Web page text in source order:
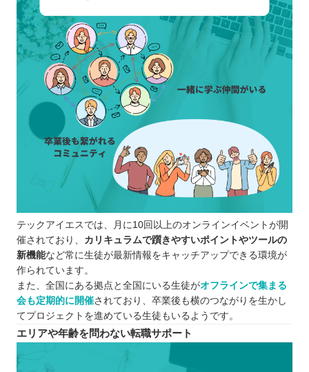
テックアイエスでは、月に10回以上のオンラインイベントが開
催されており、 カリキュラムで躓きやすいポイントやツールの
新機能など常に生徒が最新情報をキャッチアップできる環境が
作られています。
また、全国にある拠点と全国にいる生徒がオフラインで集まる
会も定期的に開催されており、卒業後も横のつながりを生かし
てプロジェクトを進めている生徒もいるようです。
エリアや年齢を問わない転職サポート